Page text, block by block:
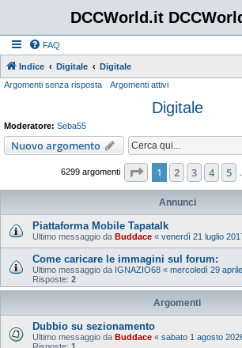
DCCWorld.it
FAQ
Indice Digitale Digitale
Argomenti senza risposta Argomenti attivi
Digitale
Moderatore: Seba55
Nuovo argomento
6299 argomenti Pagina di 126
1 2 3 4 5
Annunci
Piattaforma Mobile Tapatalk
Ultimo messaggio da Buddace « venerdì 21 luglio
Come caricare le immagini sul forum:
Ultimo messaggio da IGNAZIO68 « mercoledì 29
Risposte: 2
Argomenti
Dubbio su sezionamento
Ultimo messaggio da Buddace « sabato 1 agosto
Risposte: 1